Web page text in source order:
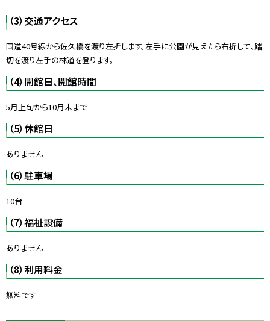
（3）交通アクセス
国道40号線から佐久橋を渡り左折します。左手に公園が見えたら右折して、踏
切を渡り左手の林道を登ります。
（4）開館日、開館時間
5月上旬から10月末まで
（5）休館日
ありません
（6）駐車場
10台
（7）福祉設備
ありません
（8）利用料金
無料です